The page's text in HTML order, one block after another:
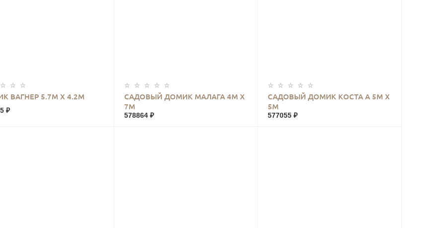
ВАГНЕР 5.7М Х 4.2М
₽
КУПИТЬ
САДОВЫЙ ДОМИК МАЛАГА 4М Х
7М
578864 ₽
КУПИТЬ
САДОВЫЙ ДОМИК КОСТА А 5М Х
5М
577055 ₽
КУПИТЬ